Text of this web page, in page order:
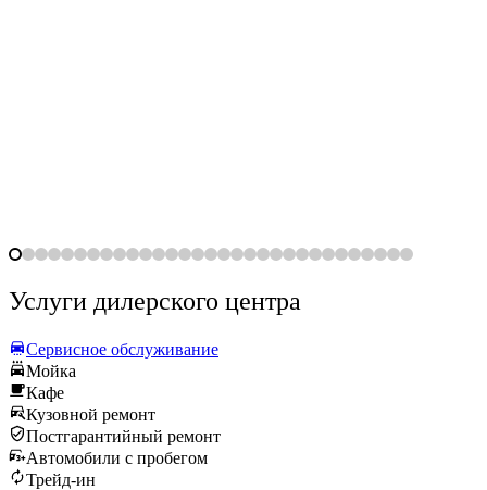
Услуги дилерского центра
Сервисное обслуживание
Мойка
Кафе
Кузовной ремонт
Постгарантийный ремонт
Автомобили с пробегом
Трейд-ин